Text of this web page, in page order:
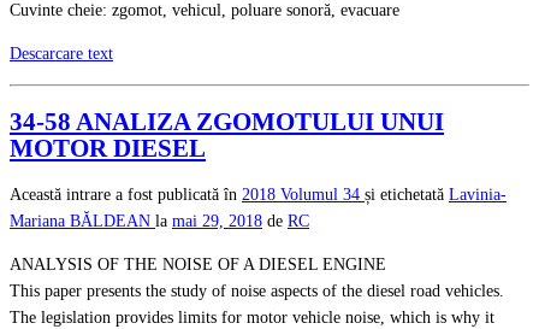
Cuvinte cheie: zgomot, vehicul, poluare sonoră, evacuare
Descarcare text
34-58 ANALIZA ZGOMOTULUI UNUI
MOTOR DIESEL
Această intrare a fost publicată în 2018 Volumul 34 și etichetată Lavinia-
Mariana BĂLDEAN la mai 29, 2018 de RC
ANALYSIS OF THE NOISE OF A DIESEL ENGINE
This paper presents the study of noise aspects of the diesel road vehicles.
The legislation provides limits for motor vehicle noise, which is why it